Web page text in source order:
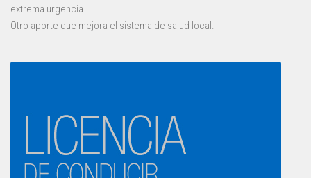
extrema urgencia.
Otro aporte que mejora el sistema de salud local.